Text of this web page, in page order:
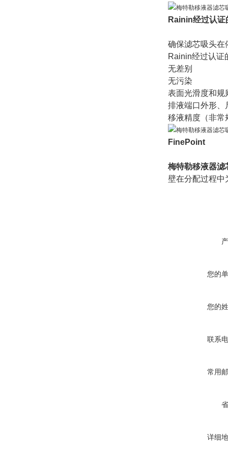
Rainin经过认证
确保滤芯吸头在
Rainin经过认证
无差别
无污染
表面光滑度和规
排液端口外形、
移液精度（非常
FinePoint
梅特勒移液器滤
壁在分配过程中
您的
您的
联系
常用
详细